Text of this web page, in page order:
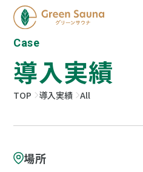
Case
導入実績
TOP 導入実績 All
場所